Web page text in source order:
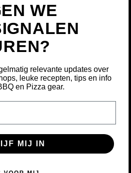
MIJN ACCOUNT
MIJN BESTELLINGEN
MIJN TICKETS
MIJN VERLANGLIJST
WE
relevante updates over
leuke recepten, tips en info
en Pizza gear.
MIJ IN